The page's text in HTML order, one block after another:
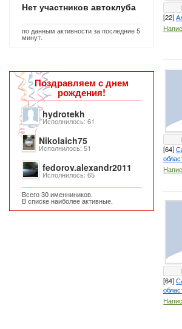
[22]
[64]
[64]
Нет участников автоклуба
по данным активности за последние 5
минут.
Поздравляем с днем
рождения!
hydrotekh
Исполнилось: 61
Nikolaich75
Исполнилось: 51
fedorov.alexandr2011
Исполнилось: 65
Всего 30 именниников.
В списке наиболее активные.